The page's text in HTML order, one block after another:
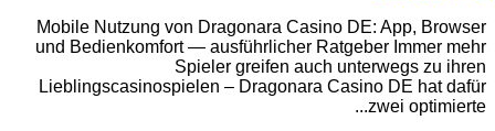
Mobile Nutzung von Dragonara Casino DE: App, Browser
und Bedienkomfort — ausführlicher Ratgeber Immer mehr
Spieler greifen auch unterwegs zu ihren
Lieblingscasinospielen – Dragonara Casino DE hat dafür
zwei optimierte...